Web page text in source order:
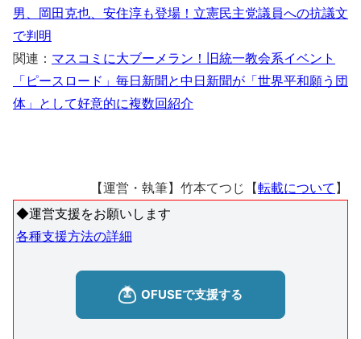
男、岡田克也、安住淳も登場！立憲民主党議員への抗議文
で判明
関連： マスコミに大ブーメラン！旧統一教会系イベント
「ピースロード」毎日新聞と中日新聞が「世界平和願う団
体」として好意的に複数回紹介
【運営・執筆】竹本てつじ【転載について 】
◆運営支援をお願いします
各種支援方法の詳細